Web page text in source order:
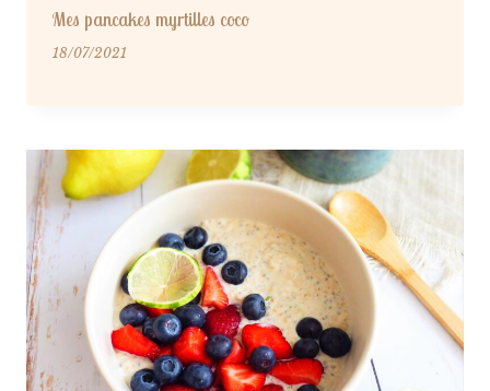
Mes pancakes myrtilles coco
18/07/2021